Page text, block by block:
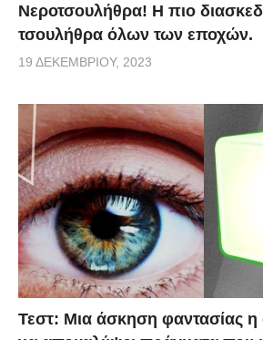
Νεροτσουλήθρα! Η πιο
τσουλήθρα όλων των εποχών.
19 ΔΕΚΕΜΒΡΊΟΥ, 2023
Τεστ: Μια άσκηση φαντασίας η